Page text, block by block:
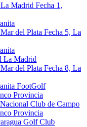
Madrid Fecha 1,
del Plata Fecha 5, La
La Madrid
del Plata Fecha 8, La
FootGolf
Provincia
Club de Campo
Provincia
Golf Club